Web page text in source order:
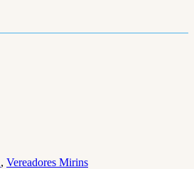
, Vereadores Mirins